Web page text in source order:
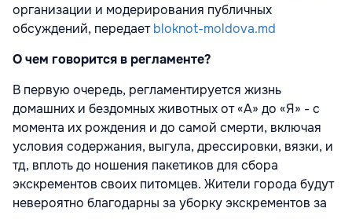
организации и модерирования публичных
обсуждений, передаетbloknot-moldova.md
О чем говорится в регламенте?
В первую очередь, регламентируется жизнь
домашних и бездомных животных от «А» до «Я» - с
момента их рождения и до самой смерти, включая
условия содержания, выгула, дрессировки, вязки, и
тд, вплоть до ношения пакетиков для сбора
экскрементов своих питомцев. Жители города будут
невероятно благодарны за уборку экскрементов за